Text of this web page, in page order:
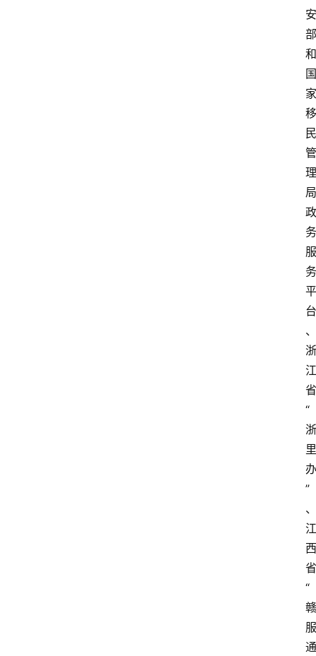
安
部
和
国
家
移
民
管
理
局
政
务
服
务
平
台
、
浙
江
省
“
浙
里
办
”
、
江
西
省
“
赣
服
通